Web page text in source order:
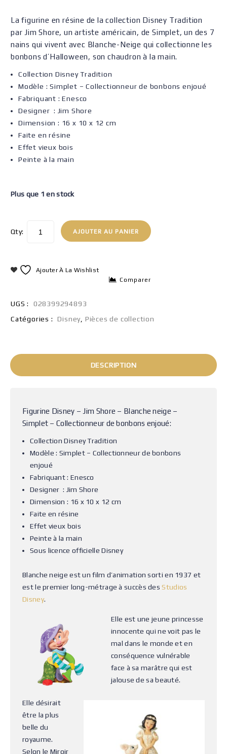
La figurine en résine de la collection Disney Tradition
par Jim Shore, un artiste américain, de Simplet, un des 7
nains qui vivent avec Blanche-Neige qui collectionne les
bonbons d’Halloween, son chaudron à la main.
Collection Disney Tradition
Modèle : Simplet – Collectionneur de bonbons enjoué
Fabriquant : Enesco
Designer : Jim Shore
Dimension : 16 x 10 x 12 cm
Faite en résine
Effet vieux bois
Peinte à la main
Plus que 1 en stock
Qty: AJOUTER AU PANIER
Ajouter À La Wishlist
Comparer
UGS :
028399294893
Catégories :
Disney Pièces de collection
DESCRIPTION
Figurine Disney – Jim Shore – Blanche neige –
Simplet – Collectionneur de bonbons enjoué:
Collection Disney Tradition
Modèle : Simplet – Collectionneur de bonbons
enjoué
Fabriquant : Enesco
Designer : Jim Shore
Dimension : 16 x 10 x 12 cm
Faite en résine
Effet vieux bois
Peinte à la main
Sous licence officielle Disney
Blanche neige est un film d’animation sorti en 1937 et
est le premier long-métrage à succès des Studios
Disney.
Elle est une jeune princesse
innocente qui ne voit pas le
mal dans le monde et en
conséquence vulnérable
face à sa marâtre qui est
jalouse de sa beauté.
Elle désirait
être la plus
belle du
royaume.
Selon le Miroir